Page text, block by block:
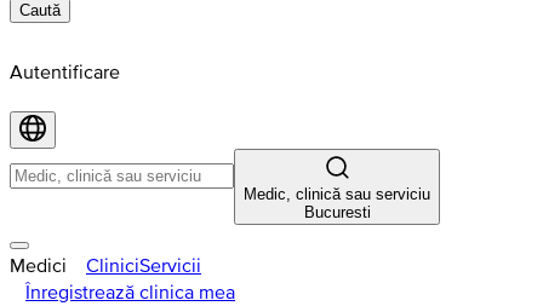
Caută
Autentificare
Medic, clinică sau serviciu
Bucuresti
Medici CliniciServicii
Înregistrează clinica mea